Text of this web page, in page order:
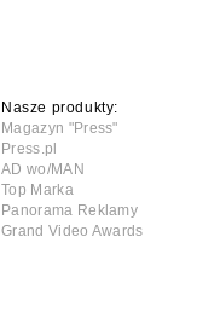
Nasze produkty:
Magazyn "Press"
Press.pl
AD wo/MAN
Top Marka
Panorama Reklamy
Grand Video Awards